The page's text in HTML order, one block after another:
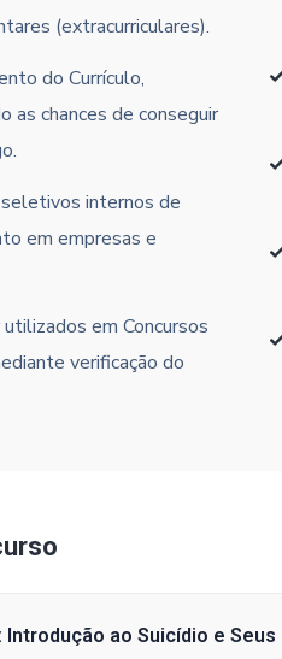
(extracurriculares).
do Currículo,
as chances de conseguir
internos de
em empresas e
em Concursos
verificação do
Introdução ao Suicídio e